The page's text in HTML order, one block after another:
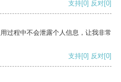
支持[0] 反对[0]
过程中不会泄露个人信息，让我非常
支持[0] 反对[0]